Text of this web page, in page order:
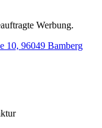
Werbung.
10, 96049 Bamberg